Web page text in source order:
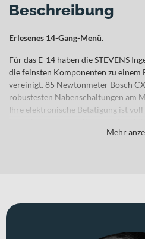
Beschreibung
Erlesenes 14-Gang-Menü.
Für das E-14 haben die STEVENS
die feinsten Komponenten zu einem
vereinigt. 85 Newtonmeter Bosch
robustesten Nabenschaltungen am
Ihre elektronische Betätigung ist
realisieren. Gestoppt wird so viel
Antriebsriemen, der konventionelle
Mehr